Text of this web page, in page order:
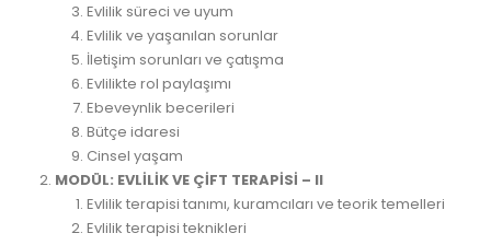
Evlilik süreci ve uyum
Evlilik ve yaşanılan sorunlar
İletişim sorunları ve çatışma
Evlilikte rol paylaşımı
Ebeveynlik becerileri
Bütçe idaresi
Cinsel yaşam
MODÜL: EVLİLİK VE ÇİFT TERAPİSİ – II
Evlilik terapisi tanımı, kuramcıları ve teorik temelleri
Evlilik terapisi teknikleri